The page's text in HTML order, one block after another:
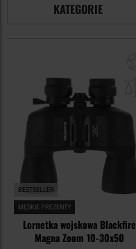
KATEGORIE
BESTSELLER
MĘSKIE PREZENTY
Lornetka wojskowa Blackfire
Magna Zoom 10-30x50